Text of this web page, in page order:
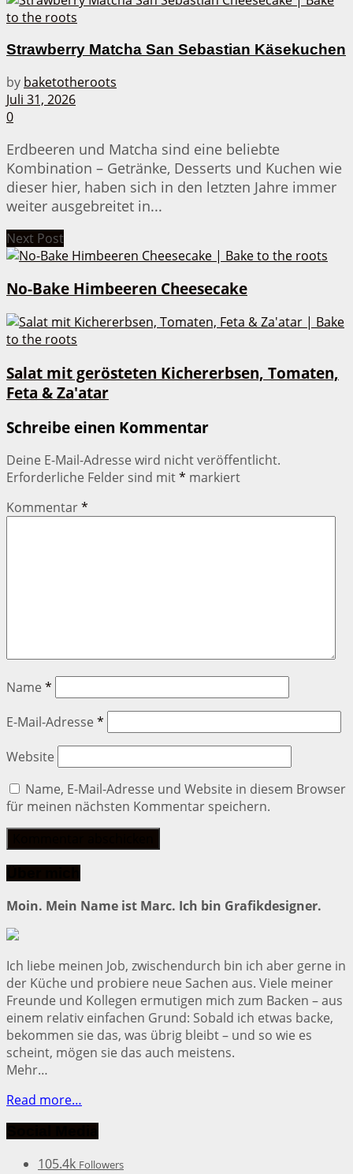
Strawberry Matcha San Sebastian Käsekuchen
by baketotheroots
Juli 31, 2026
0
Erdbeeren und Matcha sind eine beliebte
Kombination – Getränke, Desserts und Kuchen wie
dieser hier, haben sich in den letzten Jahre immer
weiter ausgebreitet in...
Next Post
No-Bake Himbeeren Cheesecake
Salat mit gerösteten Kichererbsen, Tomaten,
Feta & Za'atar
Schreibe einen Kommentar
Deine E-Mail-Adresse wird nicht veröffentlicht.
Erforderliche Felder sind mit* markiert
Kommentar*
Name *
E-Mail-Adresse *
Website
Name, E-Mail-Adresse und Website in diesem Browser
für meinen nächsten Kommentar speichern.
Moin. Mein Name ist Marc. Ich bin Grafikdesigner.
Ich liebe meinen Job, zwischendurch bin ich aber gerne in
der Küche und probiere neue Sachen aus. Viele meiner
Freunde und Kollegen ermutigen mich zum Backen – aus
einem relativ einfachen Grund: Sobald ich etwas backe,
bekommen sie das, was übrig bleibt – und so wie es
scheint, mögen sie das auch meistens.
Mehr…
Read more…
105.4k Followers